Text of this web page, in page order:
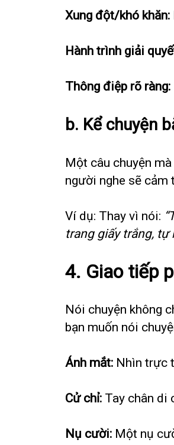
Xung đột/khó khăn:
Hành trình giải
Thông điệp rõ ràng:
b. Kể chuyện
Một câu chuyện
người nghe sẽ cảm
Ví dụ: Thay vì nói:
trang giấy trắng, tự
4. Giao tiếp
Nói chuyện không
bạn muốn nói
Ánh mắt: Nhìn trực
Cử chỉ: Tay chân di
Nụ cười: Một nụ